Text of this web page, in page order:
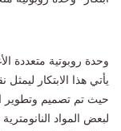
وحدة روبوتية متعددة
يأتي هذا الابتكار
حيث تم تصميم وتطوير
لبعض المواد